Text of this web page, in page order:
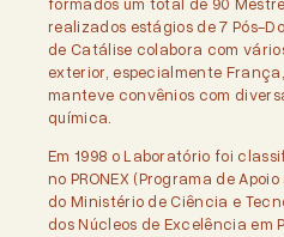
realizados estágios de 7 Pós-
de Catálise colabora com
exterior, especialmente
manteve convênios com
química.
Em 1998 o Laboratório foi
no PRONEX (Programa de
do Ministério de Ciência e
dos Núcleos de Excelência em